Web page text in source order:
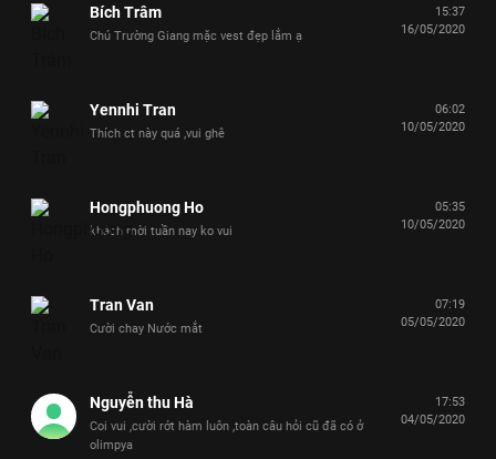
Bích Trâm
Chú Trường Giang mặc vest đẹp lắm ạ
15:37
16/05/2020
Yennhi Tran
Thích ct này quá ,vui ghê
06:02
10/05/2020
Hongphuong Ho
khách mời tuần nay ko vui
05:35
10/05/2020
Tran Van
Cười chay Nước mắt
07:19
05/05/2020
Nguyễn thu Hà
Coi vui ,cười rớt hàm luôn ,toàn câu hỏi cũ đã có ở
olimpya
17:53
04/05/2020